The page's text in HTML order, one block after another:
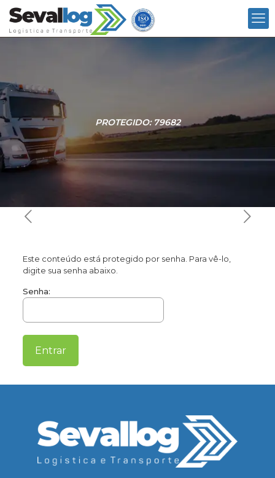
PROTEGIDO: 79682
Este conteúdo está protegido por senha. Para vê-lo,
digite sua senha abaixo.
Senha: